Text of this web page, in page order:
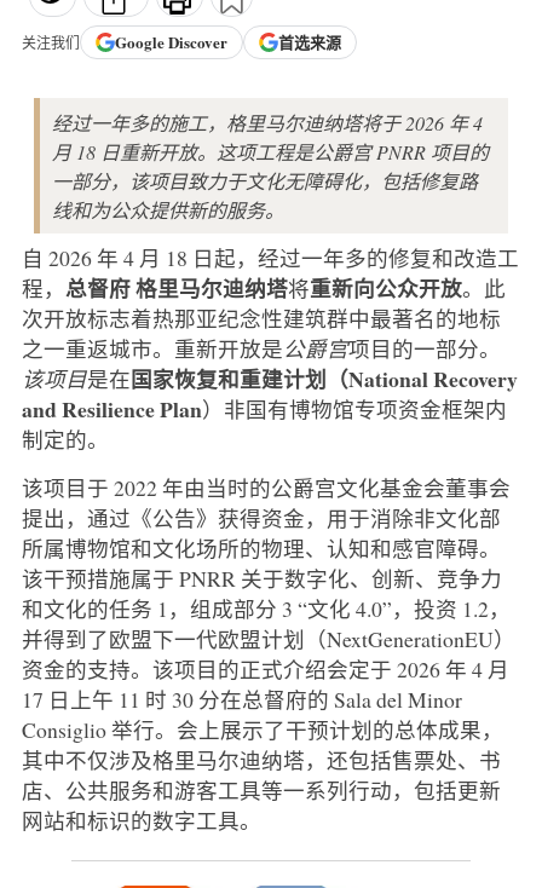
关注我们 GoogleDiscover 首选来源
经过一年多的施工，格里马尔迪纳塔将于 2026 年 4
月 18 日重新开放。这项工程是公爵宫 PNRR 项目的
一部分，该项目致力于文化无障碍化，包括修复路
线和为公众提供新的服务。
自 2026 年 4 月 18 日起，经过一年多的修复和改造工
程， 总督府格里马尔迪纳塔将重新向公众开放。此
次开放标志着热那亚纪念性建筑群中最著名的地标
之一重返城市。重新开放是公爵宫项目的一部分。
该项目是在国家恢复和重建计划（National Recovery
and Resilience Plan）非国有博物馆专项资金框架内
制定的。
该项目于 2022 年由当时的公爵宫文化基金会董事会
提出，通过《公告》获得资金，用于消除非文化部
所属博物馆和文化场所的物理、认知和感官障碍。
该干预措施属于 PNRR 关于数字化、创新、竞争力
和文化的任务 1，组成部分 3 “文化 4.0”，投资 1.2，
并得到了欧盟下一代欧盟计划（NextGenerationEU）
资金的支持。该项目的正式介绍会定于 2026 年 4 月
17 日上午 11 时 30 分在总督府的 Sala del Minor
Consiglio 举行。会上展示了干预计划的总体成果，
其中不仅涉及格里马尔迪纳塔，还包括售票处、书
店、公共服务和游客工具等一系列行动，包括更新
网站和标识的数字工具。